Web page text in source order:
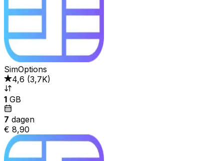
SimOptions
4,6 (3,7K)
1 GB
7 dagen
€ 8,90